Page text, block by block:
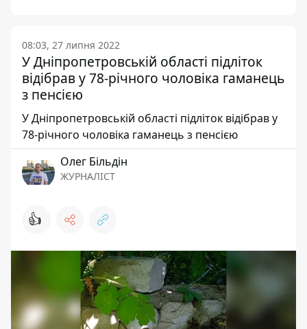
08:03, 27 липня 2022
У Дніпропетровській області підліток
відібрав у 78-річного чоловіка гаманець
з пенсією
У Дніпропетровській області підліток відібрав у
78-річного чоловіка гаманець з пенсією
Олег Більдін
ЖУРНАЛІСТ
👍